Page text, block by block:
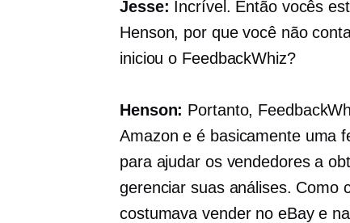
Jesse: Incrível. Então vocês
Henson, por que você não
iniciou o FeedbackWhiz?
Henson: Portanto,
Amazon e é basicamente uma
para ajudar os vendedores a
gerenciar suas análises. Como
costumava vender no eBay e